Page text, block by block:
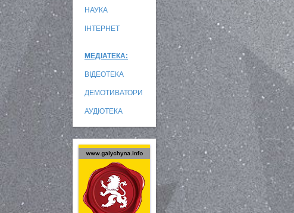
НАУКА
ІНТЕРНЕТ
МЕДІАТЕКА:
ВІДЕОТЕКА
ДЕМОТИВАТОРИ
АУДІОТЕКА